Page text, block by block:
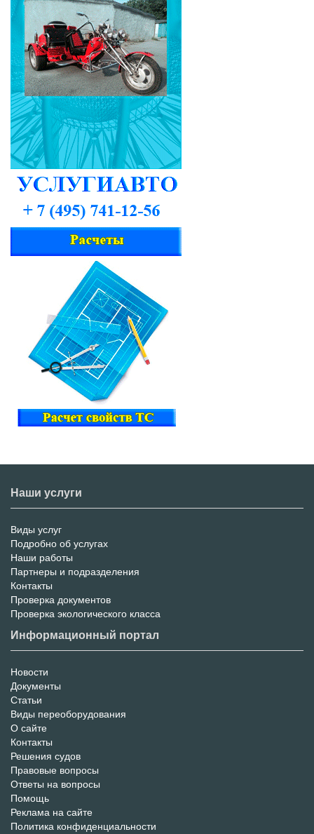
Наши услуги
Меню
услуг
Виды услуг
Подробно об услугах
Наши работы
Партнеры и подразделения
Контакты
Проверка документов
Проверка экологического класса
Информационный портал
Информационный
Портал
Новости
Документы
Статьи
Виды переоборудования
О сайте
Контакты
Решения судов
Правовые вопросы
Ответы на вопросы
Помощь
Реклама на сайте
Политика конфиденциальности